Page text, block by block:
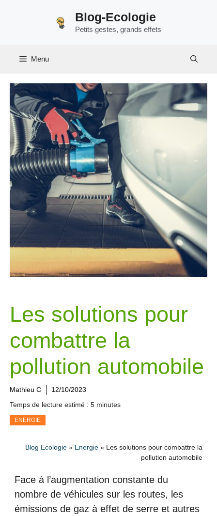
Blog-Ecologie
Petits gestes, grands effets
Menu
Les solutions pour
combattre la
pollution automobile
Mathieu C
12/10/2023
Temps de lecture estimé : 5 minutes
ENERGIE
Blog Ecologie » Energie » Les solutions pour combattre la
pollution automobile
Face à l’augmentation constante du
nombre de véhicules sur les routes, les
émissions de gaz à effet de serre et autres